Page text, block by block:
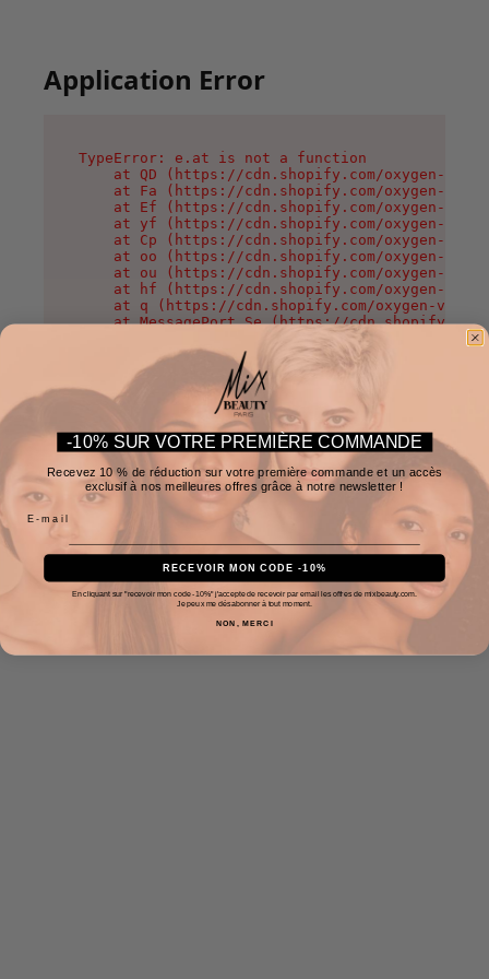
Application Error
TypeError: e.at is not a function
at QD (https://cdn.shopify.com/oxygen-v2/
at Fa (https://cdn.shopify.com/oxygen-v2/
at Ef (https://cdn.shopify.com/oxygen-v2/
at yf (https://cdn.shopify.com/oxygen-v2/
at Cp (https://cdn.shopify.com/oxygen-v2/
at oo (https://cdn.shopify.com/oxygen-v2/
at ou (https://cdn.shopify.com/oxygen-v2/
at hf (https://cdn.shopify.com/oxygen-v2/
at q (https://cdn.shopify.com/oxygen-v2/
at MessagePort.Se (https://
-10% SUR VOTRE PREMIÈRE COMMANDE
Recevez 10 % de réduction sur votre première commande et un accès
exclusif à nos meilleures offres grâce à notre newsletter !
RECEVOIR MON CODE -10%
En cliquant sur "recevoir mon code -10%" j'accepte de recevoir par email les offres de mixbeauty.com.
Je peux me désabonner à tout moment.
NON, MERCI